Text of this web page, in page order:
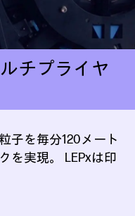
チプライヤ
子を毎分120メート
を実現。 LEPxは印